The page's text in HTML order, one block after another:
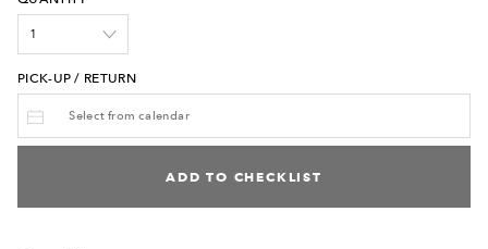
PICK-UP / RETURN
ADD TO CHECKLIST